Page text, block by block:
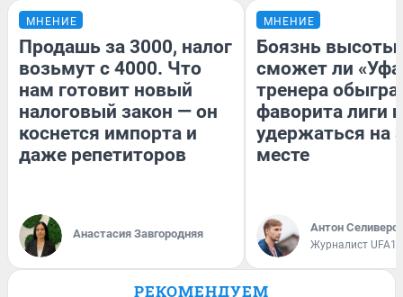
МНЕНИЕ
Продашь за 3000, налог
возьмут с 4000. Что
нам готовит новый
налоговый закон — он
коснется импорта и
даже репетиторов
Анастасия Завгородняя
МНЕНИЕ
Боязнь высоты:
сможет ли
тренера
фаворита лиги и
удержаться на
месте
Антон
Журналист
РЕКОМЕНДУЕМ